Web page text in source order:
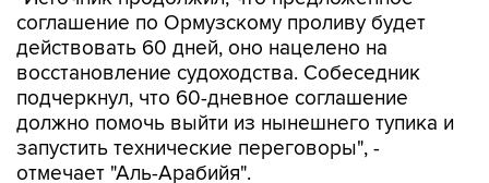
восстановление судоходства. Собеседник
подчеркнул, что 60-дневное соглашение
должно помочь выйти из нынешнего тупика и
запустить технические переговоры", -
отмечает "Аль-Арабийя".
По словам источника, входящие в Ормузский